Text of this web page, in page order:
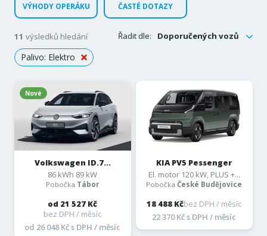
VÝHODY OPERÁKU ČASTÉ DOTAZY
11 výsledků hledání Řadit dle: Doporučených vozů
Palivo: Elektro
Nové
Volkswagen ID.7...
86 kWh 89 kW
Pobočka Tábor
od 21 527 Kč
bez DPH / měsíc
od 26 048 Kč s DPH / měsíc
KIA PV5 Pessenger
El. motor 120 kW, PLUS +...
PobočkaČeské Budějovice
18 488 Kčbez DPH / měsíc
22 370 Kč s DPH / měsíc